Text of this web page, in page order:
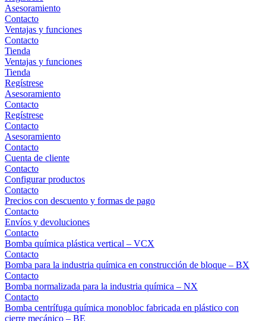
Asesoramiento
Contacto
Ventajas y funciones
Contacto
Tienda
Ventajas y funciones
Tienda
Regístrese
Asesoramiento
Contacto
Regístrese
Contacto
Asesoramiento
Contacto
Cuenta de cliente
Contacto
Configurar productos
Contacto
Precios con descuento y formas de pago
Contacto
Envíos y devoluciones
Contacto
Bomba química plástica vertical – VCX
Contacto
Bomba para la industria química en construcción de bloque – BX
Contacto
Bomba normalizada para la industria química – NX
Contacto
Bomba centrífuga química monobloc fabricada en plástico con
cierre mecánico – BE